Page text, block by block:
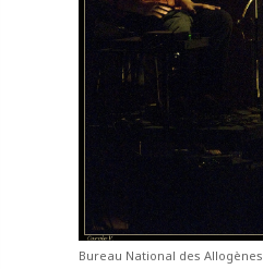
Bureau National des Allogènes